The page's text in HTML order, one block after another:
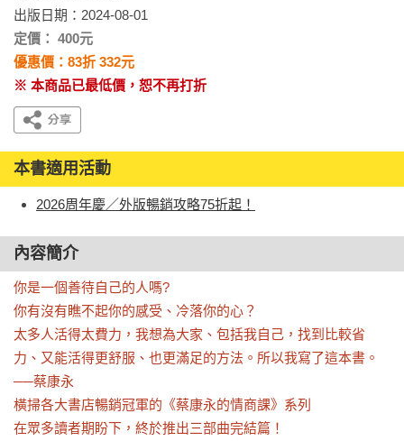
出版日期：2024-08-01
定價： 400元
優惠價：83折 332元
※ 本商品已最低價，恕不再打折
本書適用活動
2026周年慶／外版暢銷攻略75折起！
內容簡介
你是一個善待自己的人嗎?
你有沒有瞧不起你的感受、冷落你的心？
太多人活得太費力，我想為大家、包括我自己，找到比較省
力、又能活得更舒服、也更滿足的方法。所以我寫了這本書。
──蔡康永
橫掃各大書店暢銷冠軍的《蔡康永的情商課》系列
在眾多讀者期盼下，終於推出三部曲完結篇！